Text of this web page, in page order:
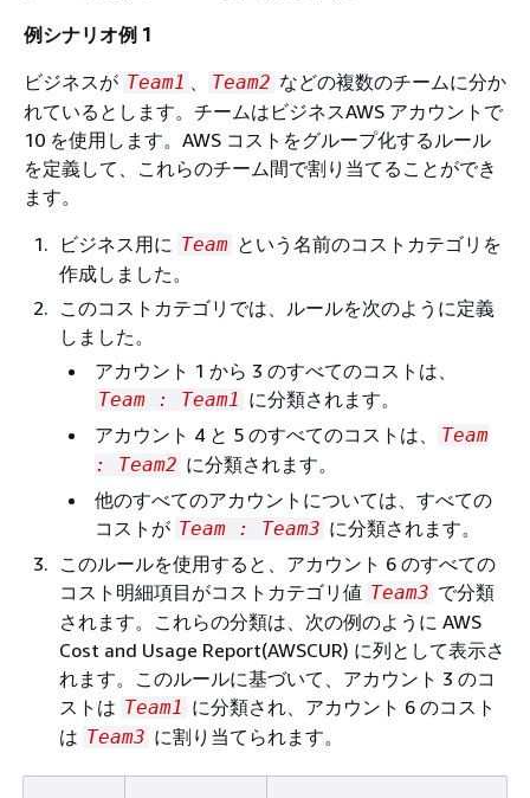
例シナリオ例 1
ビジネスが Team1 、 Team2 などの複数のチームに分か
れているとします。チームはビジネスAWS アカウントで
10 を使用します。AWS コストをグループ化するルール
を定義して、これらのチーム間で割り当てることができ
ます。
ビジネス用に Team という名前のコストカテゴリを
作成しました。
このコストカテゴリでは、ルールを次のように定義
しました。
アカウント 1 から 3 のすべてのコストは、
Team : Team1 に分類されます。
アカウント 4 と 5 のすべてのコストは、
Team
: Team2 に分類されます。
他のすべてのアカウントについては、すべての
コストが Team : Team3 に分類されます。
このルールを使用すると、アカウント 6 のすべての
コスト明細項目がコストカテゴリ値 Team3 で分類
されます。これらの分類は、次の例のように AWS
Cost and Usage Report(AWSCUR) に列として表示さ
れます。このルールに基づいて、アカウント 3 のコ
ストは Team1 に分類され、アカウント 6 のコスト
は Team3 に割り当てられます。